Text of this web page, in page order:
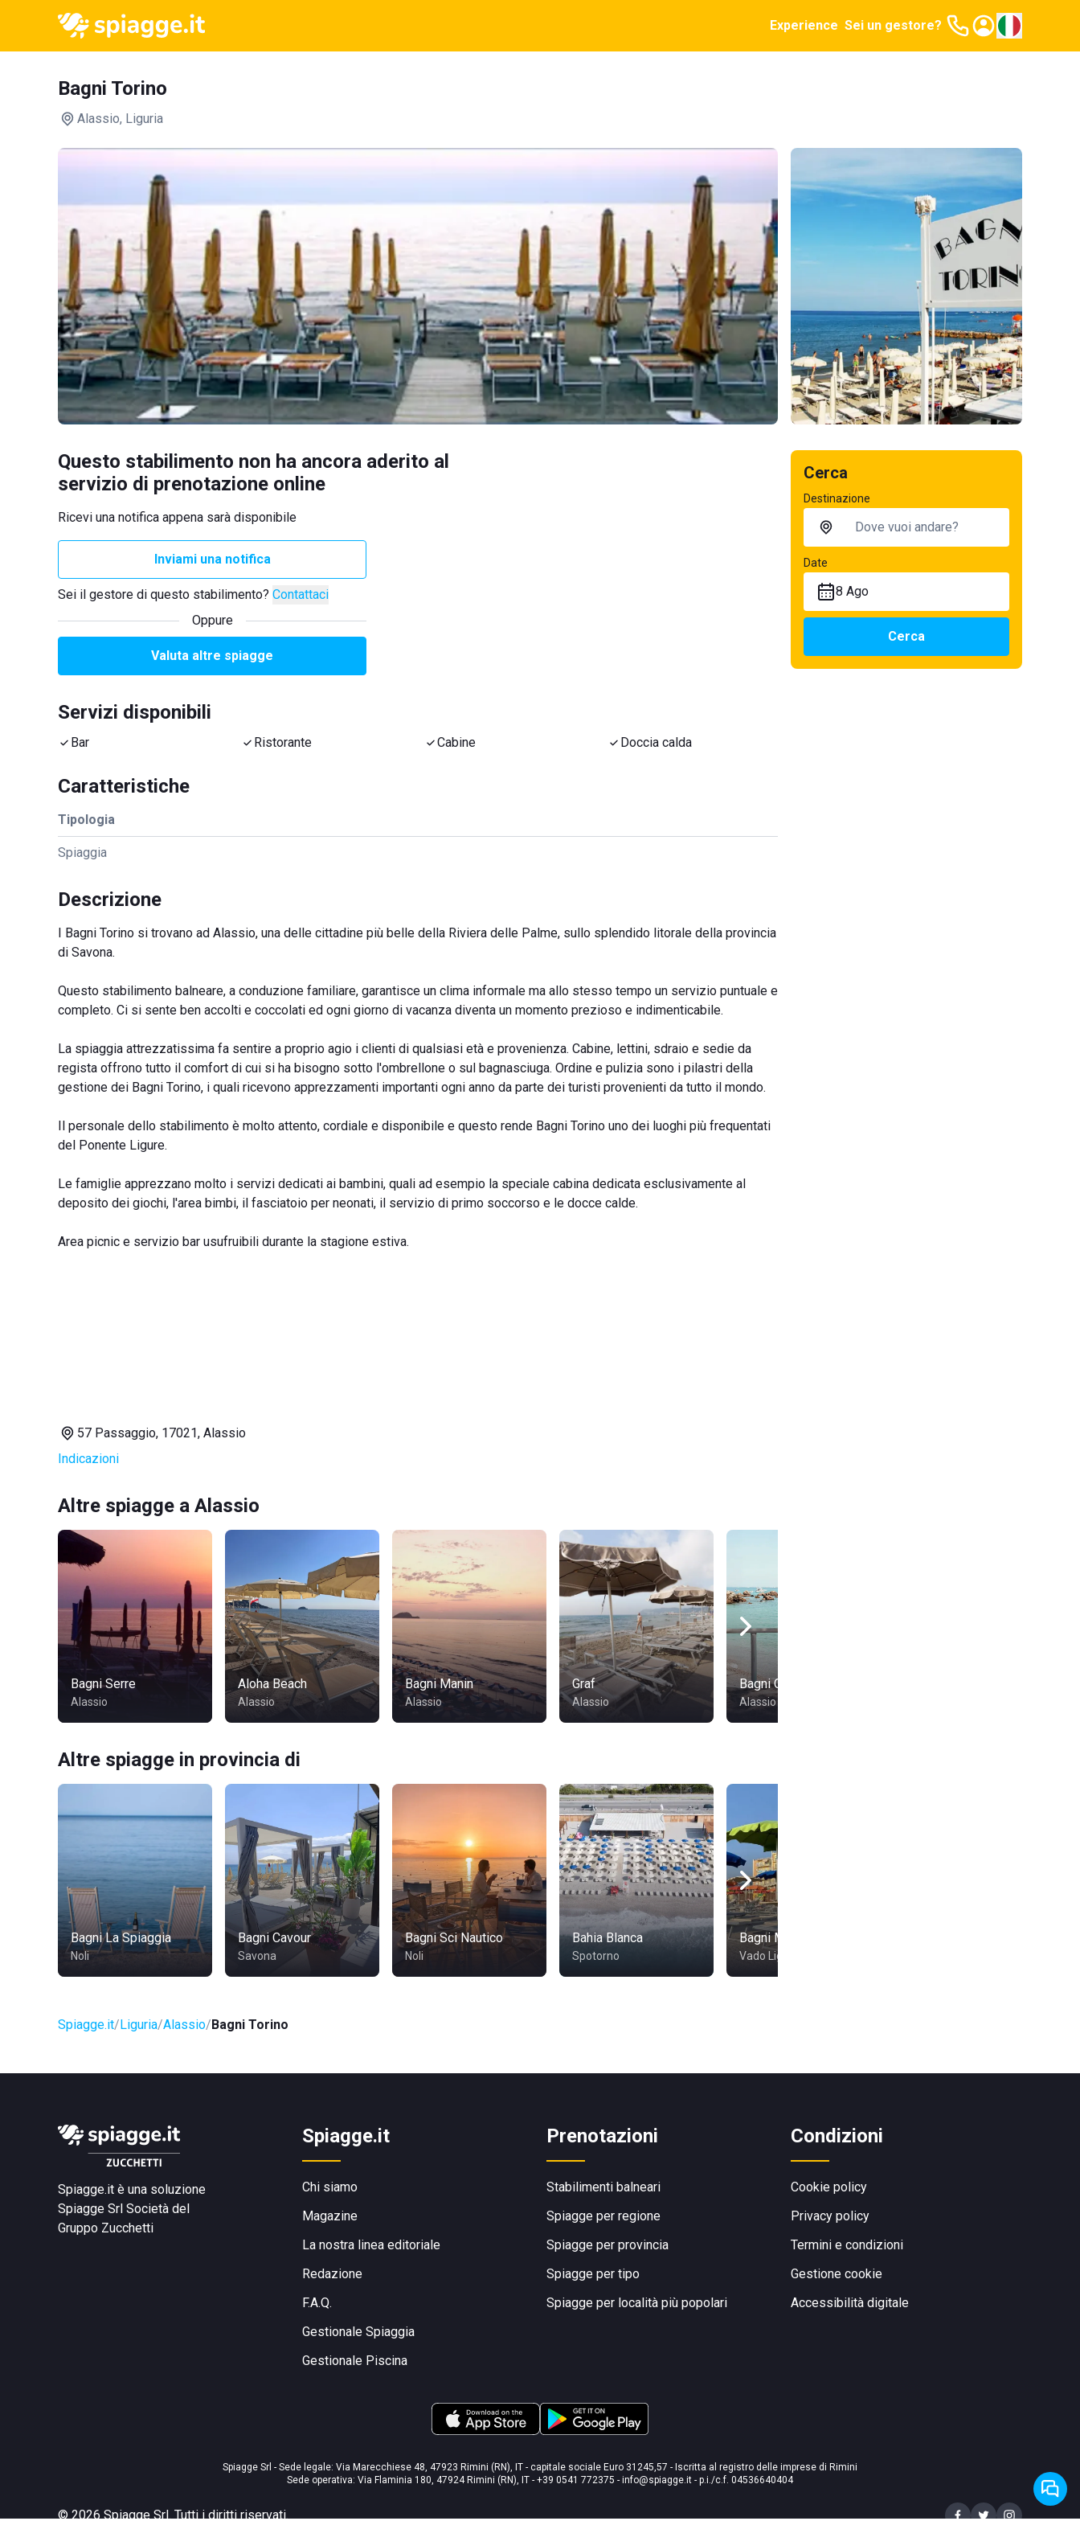
Experience Sei un gestore?
Bagni Torino
Alassio, Liguria
Questo stabilimento non ha ancora aderito al
servizio di prenotazione online
Ricevi una notifica appena sarà disponibile
Inviami una notifica
Sei il gestore di questo stabilimento? Contattaci
Oppure
Valuta altre spiagge
Servizi disponibili
Bar Ristorante Cabine Doccia calda
Caratteristiche
Tipologia
Spiaggia
Descrizione
I Bagni Torino si trovano ad Alassio, una delle cittadine più belle della Riviera delle Palme, sullo splendido litorale della provincia
di Savona.
Questo stabilimento balneare, a conduzione familiare, garantisce un clima informale ma allo stesso tempo un servizio puntuale e
completo. Ci si sente ben accolti e coccolati ed ogni giorno di vacanza diventa un momento prezioso e indimenticabile.
La spiaggia attrezzatissima fa sentire a proprio agio i clienti di qualsiasi età e provenienza. Cabine, lettini, sdraio e sedie da
regista offrono tutto il comfort di cui si ha bisogno sotto l'ombrellone o sul bagnasciuga. Ordine e pulizia sono i pilastri della
gestione dei Bagni Torino, i quali ricevono apprezzamenti importanti ogni anno da parte dei turisti provenienti da tutto il mondo.
Il personale dello stabilimento è molto attento, cordiale e disponibile e questo rende Bagni Torino uno dei luoghi più frequentati
del Ponente Ligure.
Le famiglie apprezzano molto i servizi dedicati ai bambini, quali ad esempio la speciale cabina dedicata esclusivamente al
deposito dei giochi, l'area bimbi, il fasciatoio per neonati, il servizio di primo soccorso e le docce calde.
Area picnic e servizio bar usufruibili durante la stagione estiva.
57 Passaggio, 17021, Alassio
Indicazioni
Altre spiagge a Alassio
Bagni Serre
Alassio
Aloha Beach
Alassio
Bagni Manin
Alassio
Graf
Alassio
Bagni Cipollini
Alassio
Altre spiagge in provincia di
Bagni La Spiaggia
Noli
Bagni Cavour
Savona
Bagni Sci Nautico
Noli
Bahia Blanca
Spotorno
Bagni Madonnetta
Vado Ligure
Spiagge.it Liguria Alassio Bagni Torino
Cerca
Destinazione
Date
8 Ago
Cerca
Spiagge.it è una soluzione
Spiagge Srl Società del
Gruppo Zucchetti
Spiagge.it
Chi siamo
Magazine
La nostra linea editoriale
Redazione
F.A.Q.
Gestionale Spiaggia
Gestionale Piscina
Prenotazioni
Stabilimenti balneari
Spiagge per regione
Spiagge per provincia
Spiagge per tipo
Spiagge per località più popolari
Condizioni
Cookie policy
Privacy policy
Termini e condizioni
Gestione cookie
Accessibilità digitale
Spiagge Srl - Sede legale: Via Marecchiese 48, 47923 Rimini (RN), IT - capitale sociale Euro 31245,57 - Iscritta al registro delle imprese di Rimini
Sede operativa: Via Flaminia 180, 47924 Rimini (RN), IT - +39 0541 772375 - info@spiagge.it - p.i./c.f. 04536640404
©2026 Spiagge Srl. Tutti i diritti riservati.